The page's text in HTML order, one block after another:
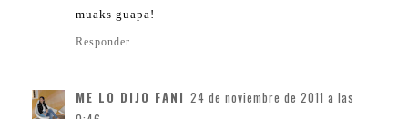
muaks guapa!
Responder
ME LO DIJO FANI 24 de noviembre de 2011 a las